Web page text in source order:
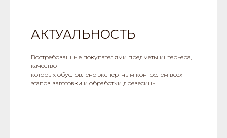
АКТУАЛЬНОСТЬ
Востребованные покупателями предметы интерьера,
качество
которых обусловлено экспертным контролем всех
этапов заготовки и обработки древесины.